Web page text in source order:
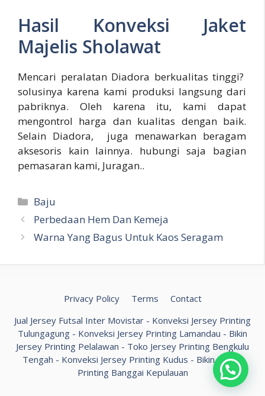
Hasil Konveksi Jaket
Majelis Sholawat
Mencari peralatan Diadora berkualitas tinggi?
solusinya karena kami produksi langsung dari
pabriknya. Oleh karena itu, kami dapat
mengontrol harga dan kualitas dengan baik.
Selain Diadora, juga menawarkan beragam
aksesoris kain lainnya. hubungi saja bagian
pemasaran kami, Juragan..
Kategori
Baju
Perbedaan Hem Dan Kemeja
Warna Yang Bagus Untuk Kaos Seragam
Privacy Policy Terms
Contact
Jual Jersey Futsal Inter Movistar - Konveksi Jersey Printing
Tulungagung - Konveksi Jersey Printing Lamandau - Bikin
Jersey Printing Pelalawan - Toko Jersey Printing Bengkulu
Tengah - Konveksi Jersey Printing Kudus - Bikin Jersey
Printing Banggai Kepulauan